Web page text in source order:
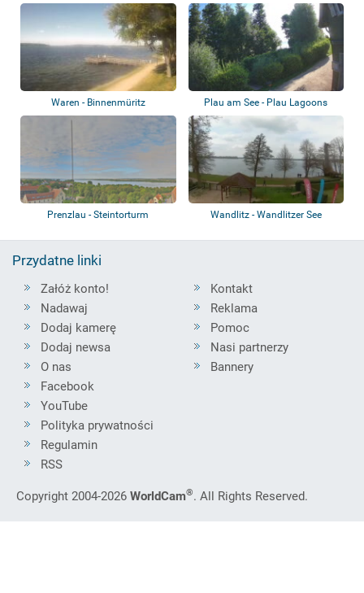
Waren - Binnenmüritz Plau am See - Plau Lagoons
Prenzlau - Steintorturm Wandlitz - Wandlitzer See
Przydatne linki
Załóż konto!
Nadawaj
Dodaj kamerę
Dodaj newsa
O nas
Kontakt
Reklama
Pomoc
Nasi partnerzy
Bannery
Facebook
YouTube
Polityka prywatności
Regulamin
RSS
Copyright 2004-2026 WorldCam®. All Rights Reserved.